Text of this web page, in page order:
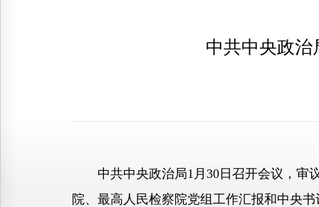
中共中央政治
中共中央政治局1月30日召开会议，审
院、最高人民检察院党组工作汇报和中央